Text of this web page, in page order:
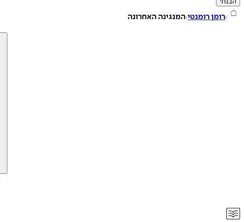
רומן רומנטי המנגינה האחרונה